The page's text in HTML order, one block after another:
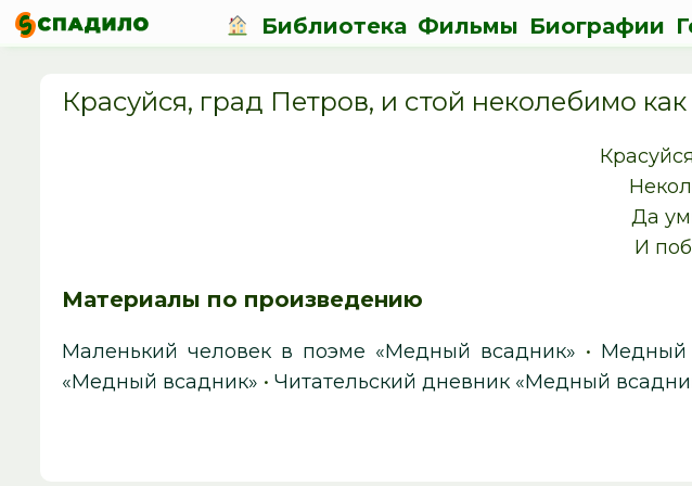
Библиотека Фильмы Биографии
Красуйся, град Петров, и стой неколебимо
Да
И
Материалы по произведению
Маленький человек в поэме «Медный всадник» • Медный
«Медный всадник» • Читательский дневник «Медный